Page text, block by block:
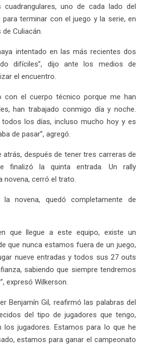
uno de cada lado del
terminar con el juego y la serie, en
Culiacán.
intentado en las más recientes dos
difíciles”, dijo ante los medios de
el encuentro.
con el cuerpo técnico porque me han
han trabajado conmigo día y noche.
todos los días, incluso mucho hoy y es
de pasar”, agregó.
atrás, después de tener tres carreras de
finalizó la quinta entrada. Un rally
novena, cerró el trato.
novena, quedó completamente de
que llegue a este equipo, existe un
que nunca estamos fuera de un juego,
nueve entradas y todos sus 27 outs
sabiendo que siempre tendremos
expresó Wilkerson.
Benjamín Gil, reafirmó las palabras del
del tipo de jugadores que tengo,
los jugadores. Estamos para lo que he
estamos para ganar el campeonato